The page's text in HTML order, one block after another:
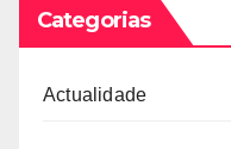
Categorias
Actualidade